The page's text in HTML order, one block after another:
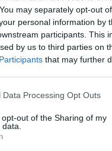
may separately opt-out
personal information by
participants. This
by us to third parties on
that may further
Data Processing Opt Outs
opt-out of the Sharing of my
os explicamos las dos
en España.
OTT ha adquirido los
en directo y en
plataforma no solo emitirá
ofrecerá todos los
programas y